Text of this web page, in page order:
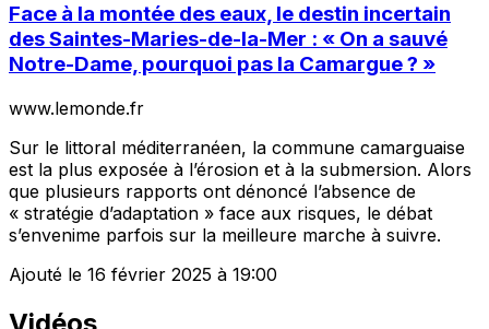
Face à la montée des eaux, le destin incertain
des Saintes-Maries-de-la-Mer : « On a sauvé
Notre-Dame, pourquoi pas la Camargue ? »
www.lemonde.fr
Sur le littoral méditerranéen, la commune camarguaise
est la plus exposée à l’érosion et à la submersion. Alors
que plusieurs rapports ont dénoncé l’absence de
« stratégie d’adaptation » face aux risques, le débat
s’envenime parfois sur la meilleure marche à suivre.
Ajouté le 16 février 2025 à 19:00